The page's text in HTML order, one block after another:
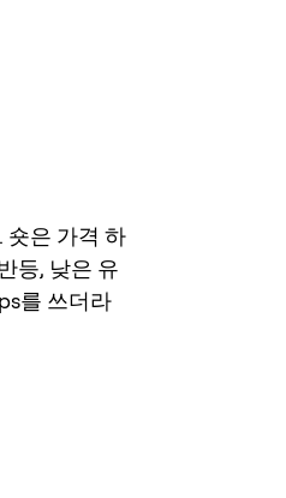
숏은 가격 하
등, 낮은 유
를 쓰더라